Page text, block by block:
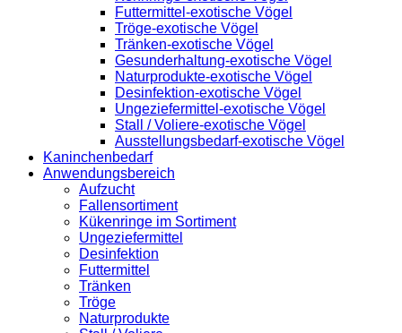
Futtermittel-exotische Vögel
Tröge-exotische Vögel
Tränken-exotische Vögel
Gesunderhaltung-exotische Vögel
Naturprodukte-exotische Vögel
Desinfektion-exotische Vögel
Ungeziefermittel-exotische Vögel
Stall / Voliere-exotische Vögel
Ausstellungsbedarf-exotische Vögel
Kaninchenbedarf
Anwendungsbereich
Aufzucht
Fallensortiment
Kükenringe im Sortiment
Ungeziefermittel
Desinfektion
Futtermittel
Tränken
Tröge
Naturprodukte